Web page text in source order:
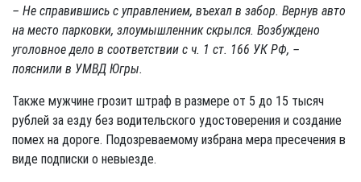
– Не справившись с управлением, въехал в забор. Вернув авто
на место парковки, злоумышленник скрылся. Возбуждено
уголовное дело в соответствии с ч. 1 ст. 166 УК РФ, –
пояснили в УМВД Югры.
Также мужчине грозит штраф в размере от 5 до 15 тысяч
рублей за езду без водительского удостоверения и создание
помех на дороге. Подозреваемому избрана мера пресечения в
виде подписки о невыезде.